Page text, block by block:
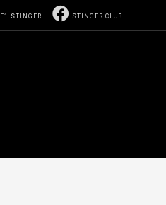
STINGER CLUB
F1 STINGER